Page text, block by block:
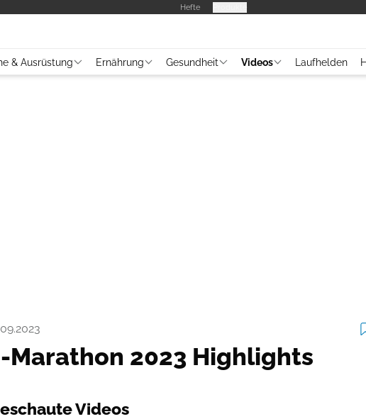
Hefte
& Ausrüstung Ernährung Gesundheit Videos Laufhelden
Marathon 2023 Highlights
Videos